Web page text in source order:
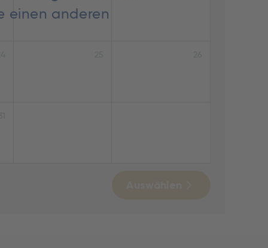
einen anderen